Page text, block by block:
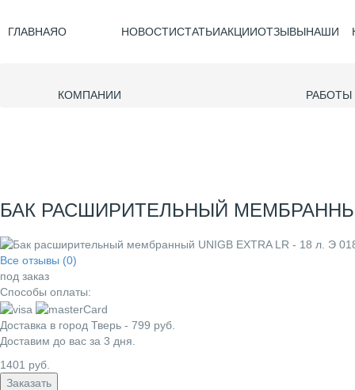
ГЛАВНАЯО
КОМПАНИИ
НОВОСТИСТАТЬИАКЦИИОТЗЫВЫНАШИ
РАБОТЫ
БАК РАСШИРИТЕЛЬНЫЙ МЕМБРАННЫЙ
Все отзывы (0)
под заказ
Способы оплаты:
Доставка в город Тверь - 799 руб.
Доставим до вас за 3 дня.
1401 руб.
Заказать